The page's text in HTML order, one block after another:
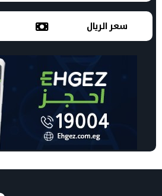
سعر الريال